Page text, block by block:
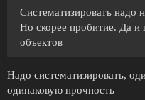
Систематизировать надо
Но скорее пробитие. Да и
объектов
Надо систематизировать,
одинаковую прочность